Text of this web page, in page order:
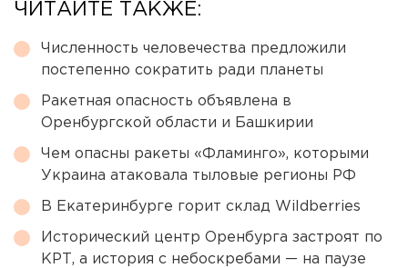
ЧИТАЙТЕ ТАКЖЕ:
Численность человечества предложили
постепенно сократить ради планеты
Ракетная опасность объявлена в
Оренбургской области и Башкирии
Чем опасны ракеты «Фламинго», которыми
Украина атаковала тыловые регионы РФ
В Екатеринбурге горит склад Wildberries
Исторический центр Оренбурга застроят по
КРТ, а история с небоскребами — на паузе